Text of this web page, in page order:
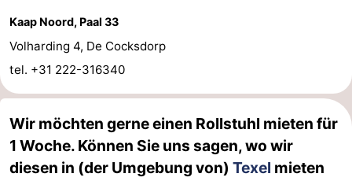
Watteninseln
-
Ameland
-
Terschelling
-
Kaap Noord, Paal 33
Volharding 4, De Cocksdorp
tel. +31 222-316340
Wir möchten gerne einen Rollstuhl mieten für
1 Woche. Können Sie uns sagen, wo wir
diesen in (der Umgebung von) Texel mieten